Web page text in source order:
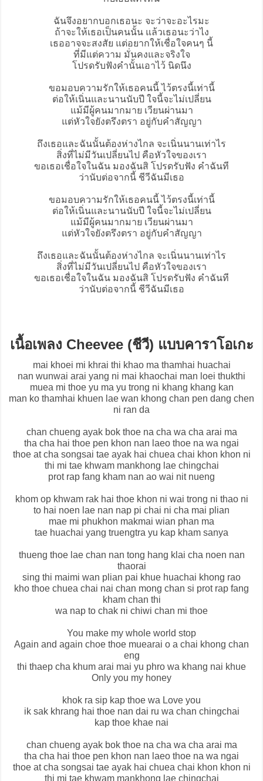
ฉันจึงอยากบอกเธอนะ จะว่าจะอะไรมะ
ถ้าจะให้เธอเป็นคนนั้น แล้วเธอนะว่าไง
เธออาจจะสงสัย แต่อยากให้เชื่อใจคนๆ นี้
ที่มีแต่ความ มั่นคงและจริงใจ
โปรดรับฟังคำนั้นเอาไว้ นิดนึง
ขอมอบความรักให้เธอคนนี้ ไว้ตรงนี้เท่านี้
ต่อให้เนิ่นและนานนับปี ใจนี้จะไม่เปลี่ยน
แม้มีผู้คนมากมาย เวียนผ่านมา
แต่หัวใจยังตรึงตรา อยู่กับคำสัญญา
ถึงเธอและฉันนั้นต้องห่างไกล จะเนิ่นนานเท่าไร
สิ่งที่ไม่มีวันเปลี่ยนไป คือหัวใจของเรา
ขอเธอเชื่อใจในฉัน มองฉันสิ โปรดรับฟัง คำฉันที
ว่านับต่อจากนี้ ชีวีฉันมีเธอ
ขอมอบความรักให้เธอคนนี้ ไว้ตรงนี้เท่านี้
ต่อให้เนิ่นและนานนับปี ใจนี้จะไม่เปลี่ยน
แม้มีผู้คนมากมาย เวียนผ่านมา
แต่หัวใจยังตรึงตรา อยู่กับคำสัญญา
ถึงเธอและฉันนั้นต้องห่างไกล จะเนิ่นนานเท่าไร
สิ่งที่ไม่มีวันเปลี่ยนไป คือหัวใจของเรา
ขอเธอเชื่อใจในฉัน มองฉันสิ โปรดรับฟัง คำฉันที
ว่านับต่อจากนี้ ชีวีฉันมีเธอ
เนื้อเพลง Cheevee (ชีวี) แบบคาราโอเกะ
mai khoei mi khrai thi khao ma thamhai huachai
nan wunwai arai yang ni mai khaochai man loei thukthi
muea mi thoe yu ma yu trong ni khang khang kan
man ko thamhai khuen lae wan khong chan pen dang chen
ni ran da
chan chueng ayak bok thoe na cha wa cha arai ma
tha cha hai thoe pen khon nan laeo thoe na wa ngai
thoe at cha songsai tae ayak hai chuea chai khon khon ni
thi mi tae khwam mankhong lae chingchai
prot rap fang kham nan ao wai nit nueng
khom op khwam rak hai thoe khon ni wai trong ni thao ni
to hai noen lae nan nap pi chai ni cha mai plian
mae mi phukhon makmai wian phan ma
tae huachai yang truengtra yu kap kham sanya
thueng thoe lae chan nan tong hang klai cha noen nan
thaorai
sing thi maimi wan plian pai khue huachai khong rao
kho thoe chuea chai nai chan mong chan si prot rap fang
kham chan thi
wa nap to chak ni chiwi chan mi thoe
You make my whole world stop
Again and again choe thoe muearai o a chai khong chan
eng
thi thaep cha khum arai mai yu phro wa khang nai khue
Only you my honey
khok ra sip kap thoe wa Love you
ik sak khrang hai thoe nan dai ru wa chan chingchai
kap thoe khae nai
chan chueng ayak bok thoe na cha wa cha arai ma
tha cha hai thoe pen khon nan laeo thoe na wa ngai
thoe at cha songsai tae ayak hai chuea chai khon khon ni
thi mi tae khwam mankhong lae chingchai